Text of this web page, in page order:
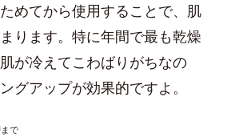
めてから使用することで、肌
ります。特に年間で最も乾燥
が冷えてこわばりがちなの
グアップが効果的ですよ。
で